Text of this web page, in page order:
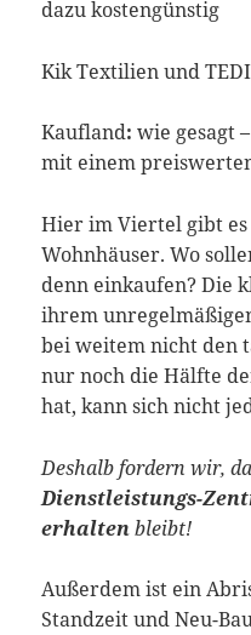
dazu kostengünstig
KikTextilien und
Kaufland: wie gesagt
mit einem
Hier im Viertel gibt
Wohnhäuser. Wo
denn einkaufen? Die
ihrem
bei weitem nicht den
nur noch die Hälfte
hat, kann sich nicht
Deshalb fordern wir,
Dienstleistungs-
erhaltenbleibt!
Außerdem ist ein
Standzeit und Neu-